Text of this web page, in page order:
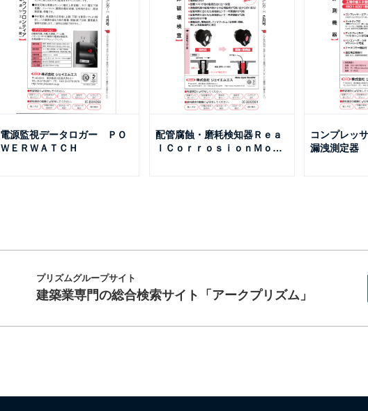
電源監視データロガー ＰＯ
ＷＥＲＷＡＴＣＨ
配管腐蝕・磨耗検知器Ｒｅａ
ｌＣｏｒｒｏｓｉｏｎＭｏ …
コンプレッ
漏洩測定器
プリズムグループサイト
建築業専門の総合検索サイト 「アークプリズム」